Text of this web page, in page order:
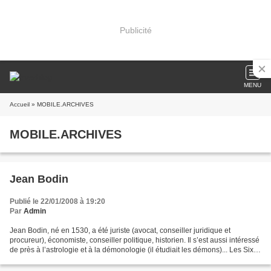
Publicité
MENU
Accueil » MOBILE.ARCHIVES
MOBILE.ARCHIVES
Jean Bodin
Publié le 22/01/2008 à 19:20
Par Admin
Jean Bodin, né en 1530, a été juriste (avocat, conseiller juridique et
procureur), économiste, conseiller politique, historien. Il s’est aussi intéressé
de près à l’astrologie et à la démonologie (il étudiait les démons)... Les Six